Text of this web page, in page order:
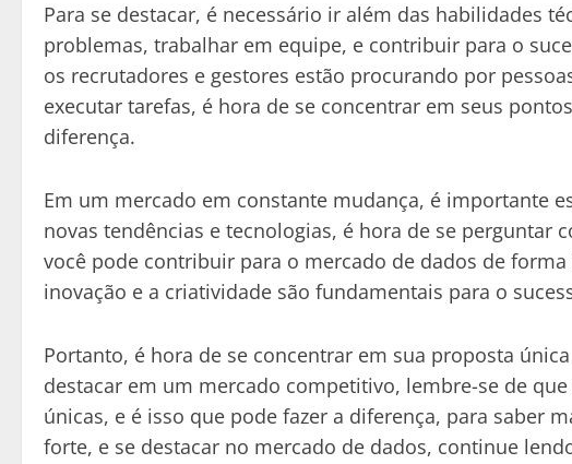
Para se destacar, é necessário ir além das habilidades
problemas, trabalhar em equipe, e contribuir para o
os recrutadores e gestores estão procurando por
executar tarefas, é hora de se concentrar em seus
diferença.
Em um mercado em constante mudança, é importante
novas tendências e tecnologias, é hora de se perguntar
você pode contribuir para o mercado de dados de
inovação e a criatividade são fundamentais para o
Portanto, é hora de se concentrar em sua proposta
destacar em um mercado competitivo, lembre-se de
únicas, e é isso que pode fazer a diferença, para saber
forte, e se destacar no mercado de dados, continue